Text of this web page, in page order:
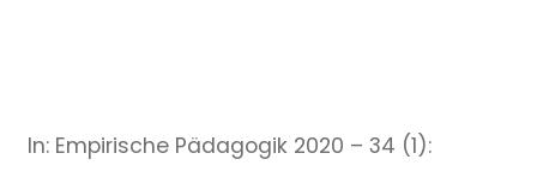
In: Empirische Pädagogik 2020 – 34 (1):